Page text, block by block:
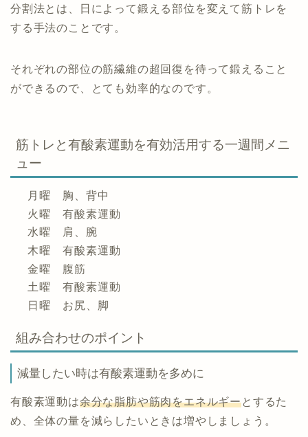
分割法とは、日によって鍛える部位を変えて筋トレを
する手法のことです。
それぞれの部位の筋繊維の超回復を待って鍛えること
ができるので、とても効率的なのです。
筋トレと有酸素運動を有効活用する一週間メニ
ュー
月曜 胸、背中
火曜 有酸素運動
水曜 肩、腕
木曜 有酸素運動
金曜 腹筋
土曜 有酸素運動
日曜 お尻、脚
組み合わせのポイント
減量したい時は有酸素運動を多めに
有酸素運動は余分な脂肪や筋肉をエネルギーとするた
め、全体の量を減らしたいときは増やしましょう。